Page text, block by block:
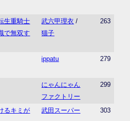
生重騎士
で無双す
武六甲理衣 /
猫子
263
ippatu 279
にゃんにゃん
ファクトリー
299
るキミが
武田スーパー 303